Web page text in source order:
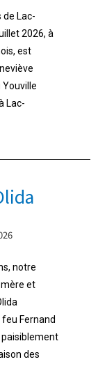
de Lac-
2026, à
est
Youville
Lac-
notre
et
Fernand
paisiblement
des